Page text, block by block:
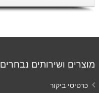
מוצרים ושירותים נבחרים
כרטיסי ביקור